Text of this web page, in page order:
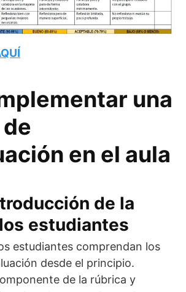
una
en el aula
de la
estudiantes
estudiantes comprendan los
desde el principio.
de la rúbrica y